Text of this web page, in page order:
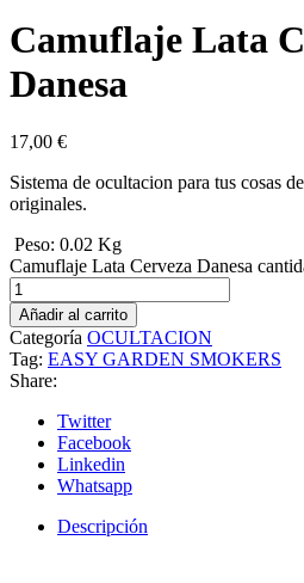
Camuflaje Lata
Danesa
17,00 €
Sistema de ocultacion para tus cosas
originales.
Peso: 0.02 Kg
Camuflaje Lata Cerveza Danesa
Añadir al carrito
Categoría OCULTACION
Tag: EASY GARDEN SMOKERS
Share:
Twitter
Facebook
Linkedin
Whatsapp
Descripción